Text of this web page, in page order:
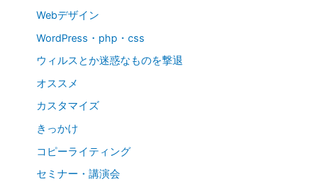
Webデザイン
WordPress・php・css
ウィルスとか迷惑なものを撃退
オススメ
カスタマイズ
きっかけ
コピーライティング
セミナー・講演会